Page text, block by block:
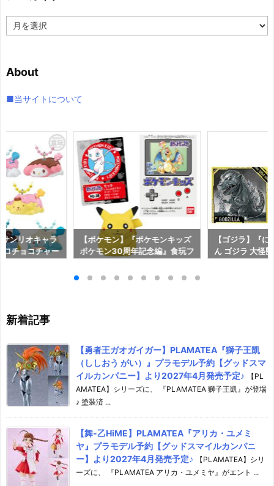
ー
ブ
About
■当サイトについて
ンリオキャラ
ロチョコチャー
【ポケモン】『ポケモンキッズ
ポケモン30周年記念編』食玩フ
2026年12月発売予定♪
【ゴジラ】『
ん ゴジラ 大怪
新着記事
【勇者王ガオガイガー】PLAMATEA『獅子王凱
（ししおう がい）』プラモデル予約【グッドスマ
イルカンパニー】より2027年4月発売予定♪
【PL
AMATEA】シリーズに、 『PLAMATEA 獅子王凱』が登場
♪ 塗装済 ...
【舞-乙HiME】PLAMATEA『アリカ・ユメミ
ヤ』プラモデル予約【グッドスマイルカンパニ
ー】より2027年4月発売予定♪
【PLAMATEA】シリ
ーズに、 『PLAMATEA アリカ・ユメミヤ』がエント ...